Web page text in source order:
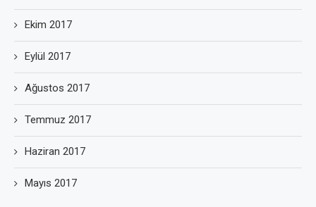
Ekim 2017
Eylül 2017
Ağustos 2017
Temmuz 2017
Haziran 2017
Mayıs 2017